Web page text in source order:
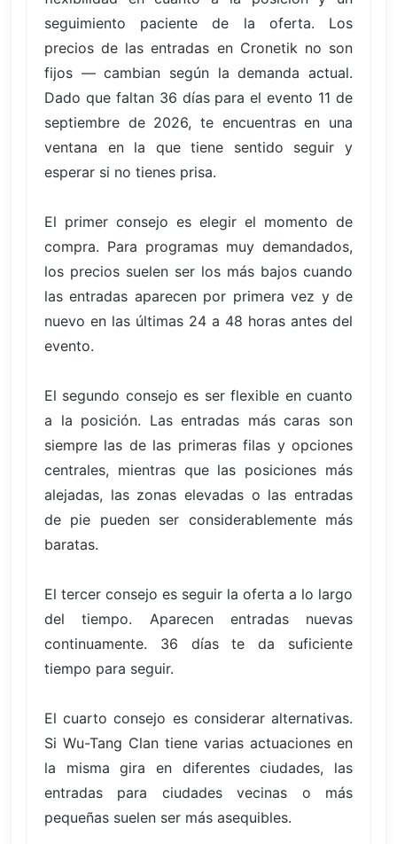
seguimiento paciente de la oferta. Los
precios de las entradas en Cronetik no son
fijos — cambian según la demanda actual.
Dado que faltan 36 días para el evento 11 de
septiembre de 2026, te encuentras en una
ventana en la que tiene sentido seguir y
esperar si no tienes prisa.
El primer consejo es elegir el momento de
compra. Para programas muy demandados,
los precios suelen ser los más bajos cuando
las entradas aparecen por primera vez y de
nuevo en las últimas 24 a 48 horas antes del
evento.
El segundo consejo es ser flexible en cuanto
a la posición. Las entradas más caras son
siempre las de las primeras filas y opciones
centrales, mientras que las posiciones más
alejadas, las zonas elevadas o las entradas
de pie pueden ser considerablemente más
baratas.
El tercer consejo es seguir la oferta a lo largo
del tiempo. Aparecen entradas nuevas
continuamente. 36 días te da suficiente
tiempo para seguir.
El cuarto consejo es considerar alternativas.
Si Wu-Tang Clan tiene varias actuaciones en
la misma gira en diferentes ciudades, las
entradas para ciudades vecinas o más
pequeñas suelen ser más asequibles.